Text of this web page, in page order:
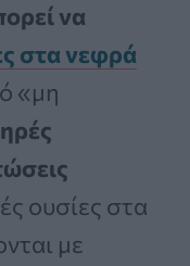
να
στα νεφρά
«μη
ουσίες στα
με